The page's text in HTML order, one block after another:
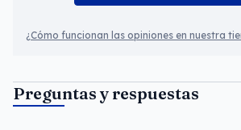
¿Cómo funcionan las opiniones en nuestra
Preguntas y respuestas